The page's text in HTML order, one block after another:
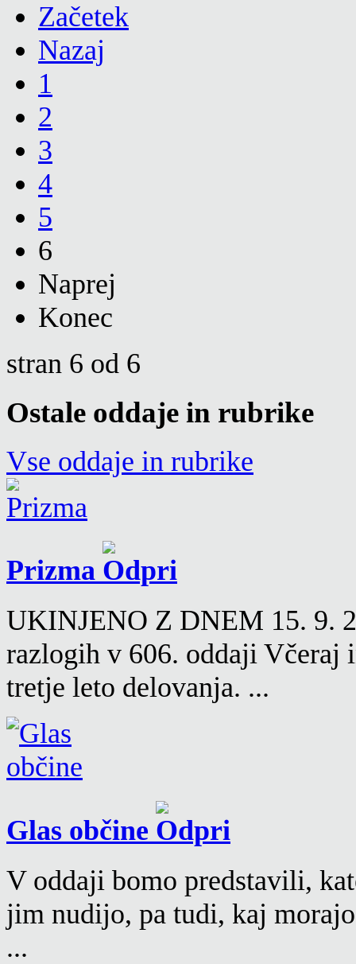
Začetek
Nazaj
1
2
3
4
5
6
Naprej
Konec
stran 6 od 6
Ostale oddaje in rubrike
Vse oddaje in rubrike
Prizma
UKINJENO Z DNEM 15. 9.
razlogih v 606. oddaji Včeraj
tretje leto delovanja. ...
Glas občine
V oddaji bomo predstavili,
jim nudijo, pa tudi, kaj
...